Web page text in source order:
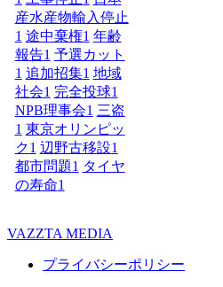
産水産物輸入停止
1 途中棄権1 年齢
報告1 予選カット
1 追加招集1 地域
社会1 完全投球1
NPB理事会1 三盗
1 東京オリンピッ
ク1 辺野古移設1
都市問題1 タイヤ
の寿命1
VAZZTA MEDIA
プライバシーポリシー